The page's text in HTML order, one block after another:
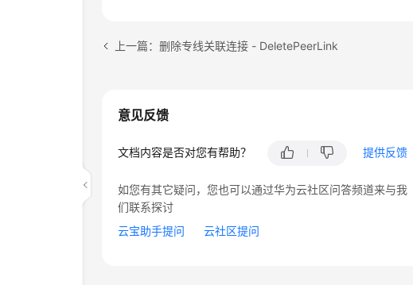
上一篇：删除专线关联连接 - DeletePeerLink
意见反馈
文档内容是否对您有帮助？ 提供反馈
如您有其它疑问，您也可以通过华为云社区问答频道来与我
们联系探讨
云宝助手提问
云社区提问